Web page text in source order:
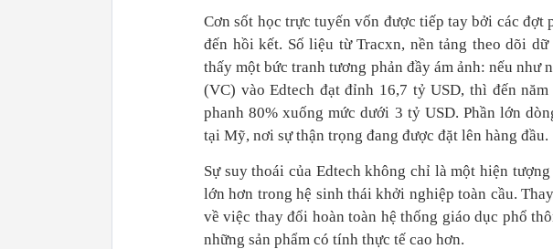
Cơn sốt học trực tuyến vốn được tiếp tay bởi các đợt
đến hồi kết. Số liệu từ Tracxn, nền tảng theo dõi
thấy một bức tranh tương phản đầy ám ảnh: nếu như
(VC) vào Edtech đạt đỉnh 16,7 tỷ USD, thì đến
phanh 80% xuống mức dưới 3 tỷ USD. Phần lớn
tại Mỹ, nơi sự thận trọng đang được đặt lên hàng đầu.
Sự suy thoái của Edtech không chỉ là một hiện
lớn hơn trong hệ sinh thái khởi nghiệp toàn cầu.
về việc thay đổi hoàn toàn hệ thống giáo dục phổ
những sản phẩm có tính thực tế cao hơn.